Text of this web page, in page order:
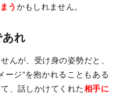
うかもしれません。
れ
んが、受け身の姿勢だと、
ージ”を抱かれることもある
、話しかけてくれた相手に